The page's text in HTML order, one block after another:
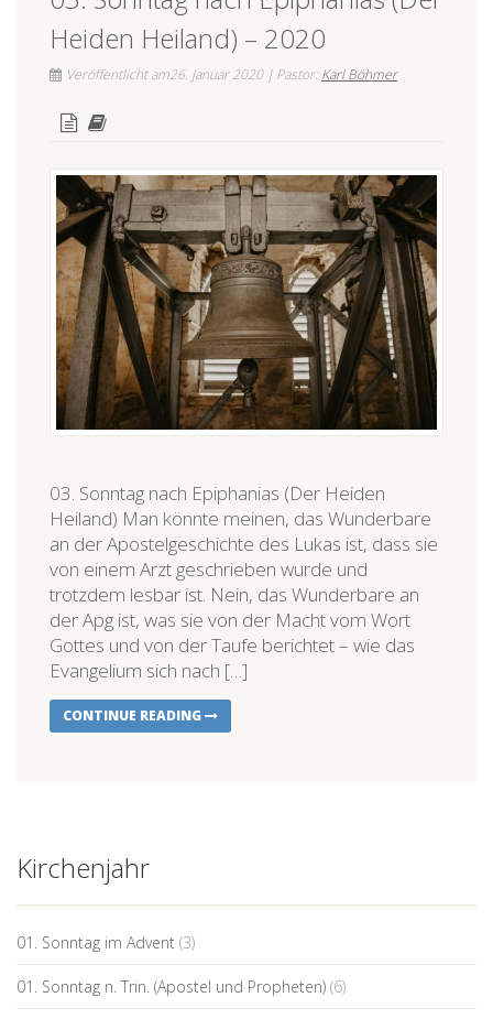
Heiden Heiland) – 2020
Veröffentlicht am26. Januar 2020 | Pastor: Karl Böhmer
03. Sonntag nach Epiphanias (Der Heiden
Heiland) Man könnte meinen, das Wunderbare
an der Apostelgeschichte des Lukas ist, dass sie
von einem Arzt geschrieben wurde und
trotzdem lesbar ist. Nein, das Wunderbare an
der Apg ist, was sie von der Macht vom Wort
Gottes und von der Taufe berichtet – wie das
Evangelium sich nach […]
CONTINUE READING
Kirchenjahr
01. Sonntag im Advent (3)
01. Sonntag n. Trin. (Apostel und Propheten) (6)